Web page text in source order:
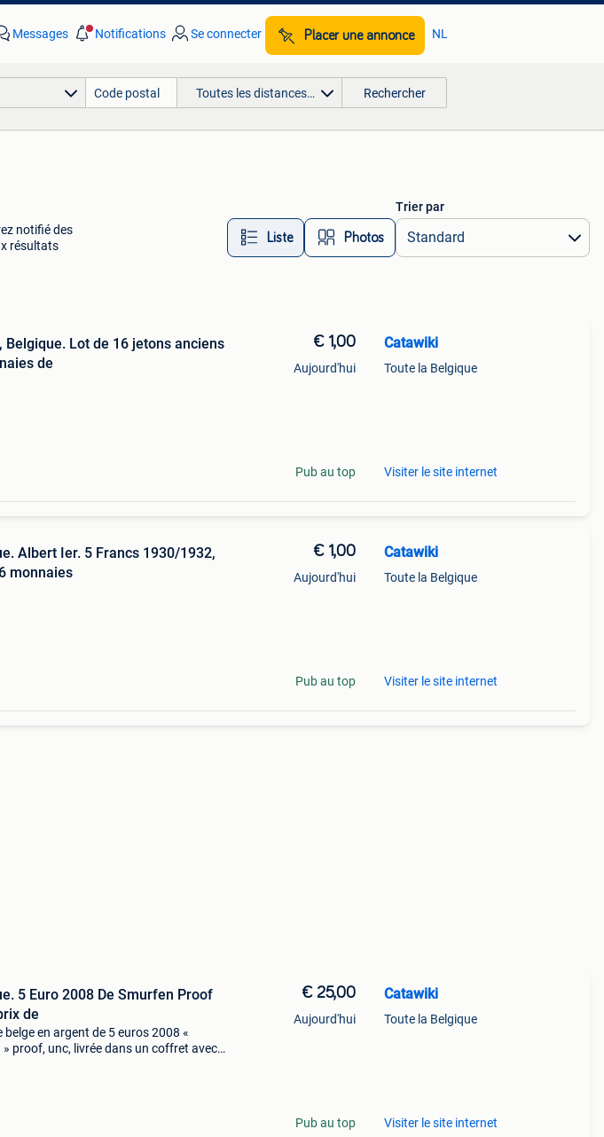
Messages Notifications Se connecter Placer une annonce NL
Toutes les distances… Rechercher
notifié des
résultats
Liste Photos
Trier par
Belgique. Lot de 16 jetons anciens
de
€ 1,00
Aujourd'hui
Pub au top
Catawiki
Toute la Belgique
Visiter le site internet
Albert Ier. 5 Francs 1930/1932,
monnaies
€ 1,00
Aujourd'hui
Pub au top
Catawiki
Toute la Belgique
Visiter le site internet
5 Euro 2008 De Smurfen Proof
de
belge en argent de 5 euros 2008 «
proof, unc, livrée dans un coffret avec
€ 25,00
Aujourd'hui
Pub au top
Catawiki
Toute la Belgique
Visiter le site internet